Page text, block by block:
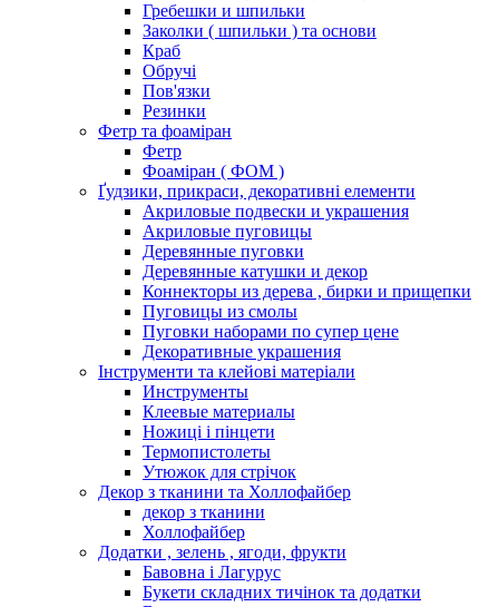
Гребешки и шпильки
Заколки ( шпильки ) та основи
Краб
Обручі
Пов'язки
Резинки
Фетр та фоаміран
Фетр
Фоаміран ( ФОМ )
Ґудзики, прикраси, декоративні елементи
Акриловые подвески и украшения
Акриловые пуговицы
Деревянные пуговки
Деревянные катушки и декор
Коннекторы из дерева , бирки и прищепки
Пуговицы из смолы
Пуговки наборами по супер цене
Декоративные украшения
Інструменти та клейові матеріали
Инструменты
Клеевые материалы
Ножиці і пінцети
Термопистолеты
Утюжок для стрічок
Декор з тканини та Холлофайбер
декор з тканини
Холлофайбер
Додатки , зелень , ягоди, фрукти
Бавовна і Лагурус
Букети складних тичінок та додатки